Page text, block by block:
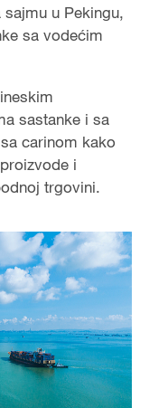
u Pekingu,
sa vodećim
sastanke i sa
carinom kako
i
trgovini.